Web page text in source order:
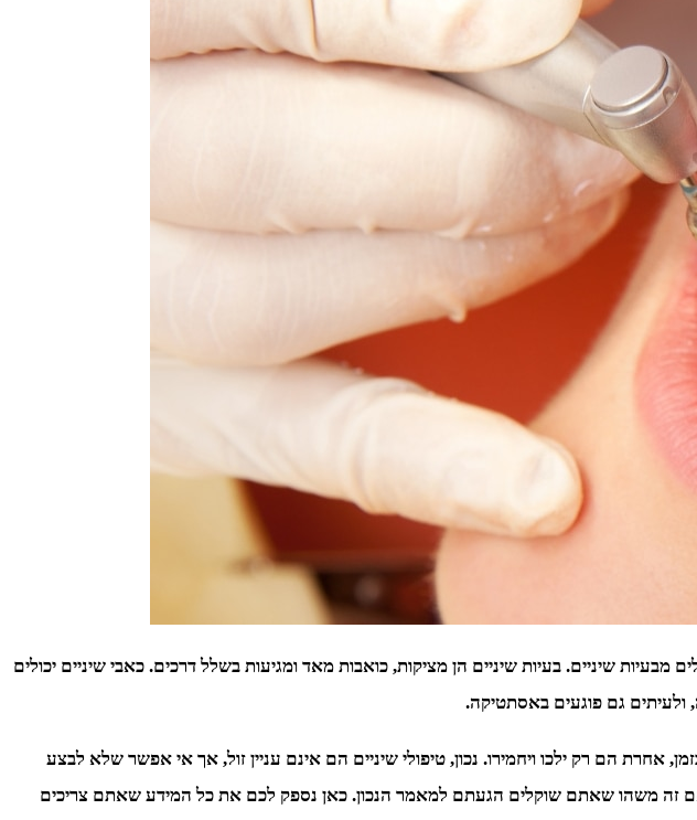
מבעיות שיניים. בעיות שיניים הן מציקות, כואבות מאד ומגיעות בשלל דרכים. כאבי שיניים יכולים
ולעיתים גם פוגעים באסתטיקה.
הם רק ילכו ויחמירו. נכון, טיפולי שיניים הם אינם עניין זול, אך אי אפשר שלא לבצע
אז אם זה משהו שאתם שוקלים הגעתם למאמר הנכון. כאן נספק לכם את כל המידע שאתם צריכים